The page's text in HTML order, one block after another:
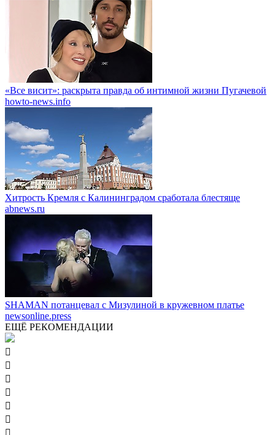
«Все висит»: раскрыта правда об интимной жизни Пугачевой
howto-news.info
Хитрость Кремля с Калининградом сработала блестяще
abnews.ru
SHAMAN потанцевал с Мизулиной в кружевном платье
newsonline.press
ЕЩЁ РЕКОМЕНДАЦИИ






